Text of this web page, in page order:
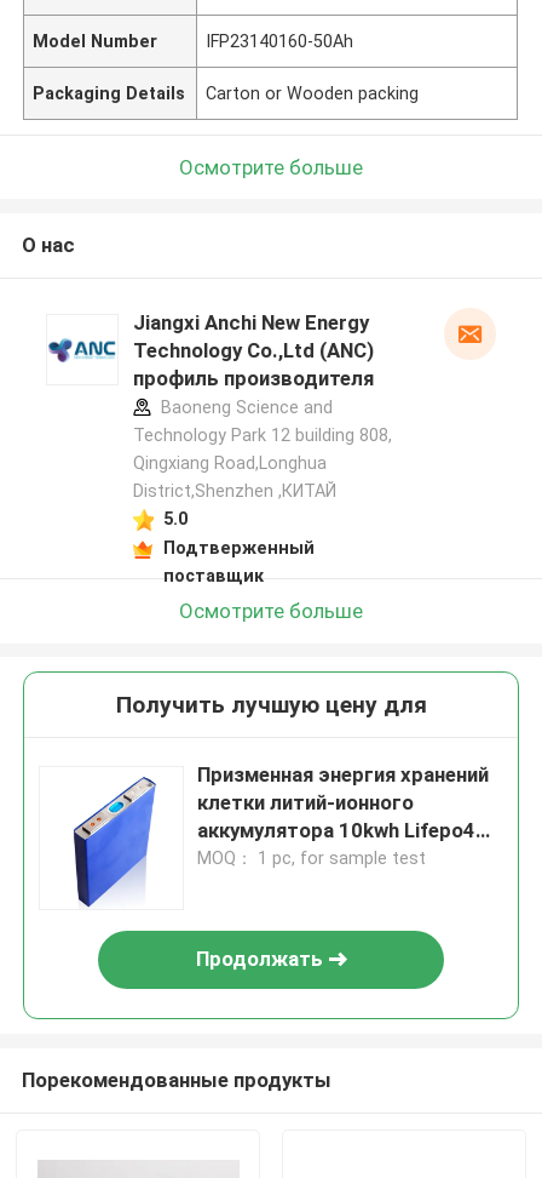
Model Number IFP23140160-50Ah
Packaging Details Carton or Wooden packing
Осмотрите больше
О нас
Jiangxi Anchi New Energy
Technology Co.,Ltd (ANC)
профиль производителя
Baoneng Science and
Technology Park 12 building 808,
Qingxiang Road,Longhua
District,Shenzhen ,КИТАЙ
5.0
Подтверженный
поставщик
Осмотрите больше
Получить лучшую цену для
Призменная энергия хранений
клетки литий-ионного
аккумулятора 10kwh Lifepo4
солнечная
MOQ： 1 pc, for sample test
Продолжать
Порекомендованные продукты